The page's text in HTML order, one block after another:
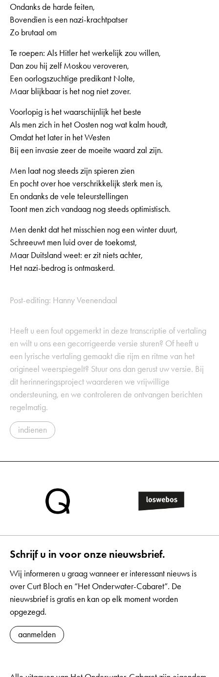
Ondanks de harde feiten,
Bovendien is een nazi-krachtpatser
Zo brutaal om
Te roepen: Als Hitler het werkelijk zou willen,
Dan zou hij zelf Moskou veroveren,
Een oorlogszuchtige predikant Nolte,
Maar blijkbaar is het nog niet zover.
Voorlopig is het waarschijnlijk het beste
Als men zich in het Oosten nog wat kalm houdt,
Omdat het later in het Westen
Bij een invasie zeer de moeite waard zal zijn.
Men laat nog steeds zijn spieren zien
En pocht over hoe verschrikkelijk sterk men is,
En ondanks de vele teleurstellingen
Toont men zich vandaag nog steeds optimistisch.
Men denkt dat het misschien nog een winter duurt,
Schreeuwt men luid over de toekomst,
Maar Duitsland weet: er zit niets achter,
Het nazi-bedrog is ontmaskerd.
Post-editing: Hanny Veenendaal
Heeft u een fout opgemerkt in deze transcriptie of vertaling
en wilt u ons een gecorrigeerde versie sturen? Of heeft u
een lyrische vertaling gemaakt die rijm en ritme van het
origineel weerspiegelt? Stuur ons dan gerust uw versie. Bij
dit herinneringsproject waarderen we vrijwillige
ondersteuning, en we controleren de ontvangen berichten
regelmatig.
indienen
Schrijf u in voor onze nieuwsbrief.
Wij informeren u graag wanneer er interessant nieuws is
over Curt Bloch en “Het Onderwater-Cabaret”. De
nieuwsbrief is gratis en kan op elk moment worden
opgezegd.
aanmelden